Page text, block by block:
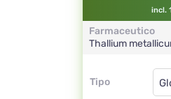
incl.
Farmaceutico
Thallium
Tipo